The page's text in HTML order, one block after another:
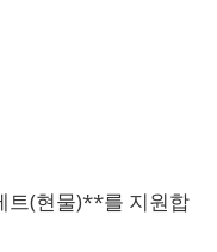
트(현물)**를 지원합